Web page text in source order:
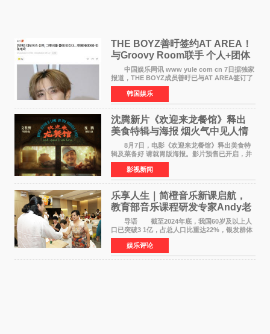
THE BOYZ善旴签约AT AREA！
与Groovy Room联手 个人+团体
活动并行
中国娱乐网讯 www yule com cn 7日据独家
报道，THE BOYZ成员善旴已与AT AREA签订了
专属合约。AT AREA是由知名制作人组合
Groovy Room创立的hip-hop厂牌，旗下拥有多
位实力派音乐人，在韩
韩国娱乐
沈腾新片《欢迎来龙餐馆》释出
美食特辑与海报 烟火气中见人情
温暖
8月7日，电影《欢迎来龙餐馆》释出美食特
辑及菜备好 请就胃版海报。影片预售已开启，并
将于8月8日至10日14:00-21:00举行全国超前点
映。电影《欢迎来龙餐馆》作为战争美食喜剧大
片，讲述了中国
影视新闻
乐享人生｜简橙音乐新课启航，
教育部音乐课程研发专家Andy老
师重磅入驻领航银龄琴声
导语 截至2024年底，我国60岁及以上人
口已突破3 1亿，占总人口比重达22%，银发群体
的精神文化需求日益凸显。2024年1月，国务院办
公厅印发《关于发展银发经济增进老年人福祉的
意见》——这是
娱乐评论